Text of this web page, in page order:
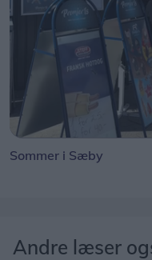
Sommer i Sæby
Andre læser